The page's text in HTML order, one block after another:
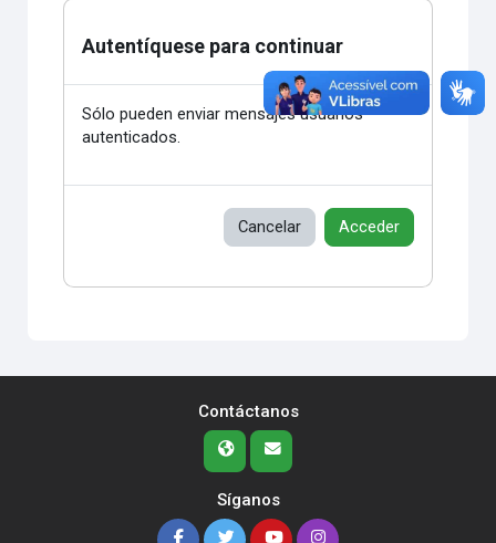
Autentíquese para continuar
Sólo pueden enviar mensajes usuarios
autenticados.
Cancelar Acceder
Contáctanos
Síganos